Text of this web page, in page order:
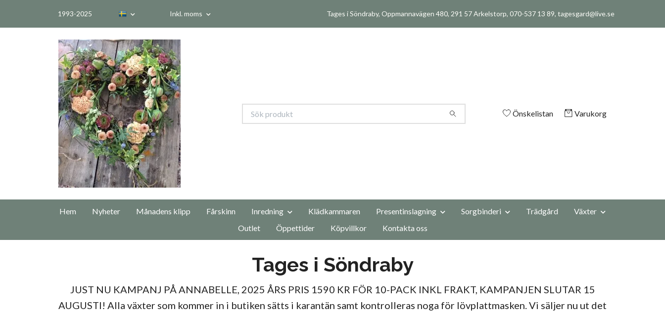
1993-2025 Inkl. moms Tages i Söndraby, Oppmannavägen 480, 291 57 Arkelstorp, 070-537 13 89, tagesgard@live.se
Önskelistan Varukorg
Hem Nyheter Månadens klipp Fårskinn Inredning Klädkammaren Presentinslagning Sorgbinderi Trädgård
Växter
Outlet
Öppettider Köpvillkor Kontakta oss
Tages i Söndraby
JUST NU KAMPANJ PÅ ANNABELLE, 2025 ÅRS PRIS 1590 KR FÖR 10-PACK INKL FRAKT, KAMPANJEN SLUTAR 15
AUGUSTI! Alla växter som kommer in i butiken sätts i karantän samt kontrolleras noga för lövplattmasken. Vi säljer nu ut det